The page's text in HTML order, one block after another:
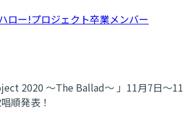
ロー!プロジェクト卒業メンバー
2020 〜The Ballad〜 」11月7日〜11
順発表！